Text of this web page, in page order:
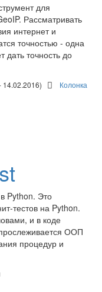
для
Рассматривать
интернет и
точностью - одна
дать точность до
14.02.2016)
Колонка
Python. Это
тестов на Python.
и в коде
ООП
процедур и